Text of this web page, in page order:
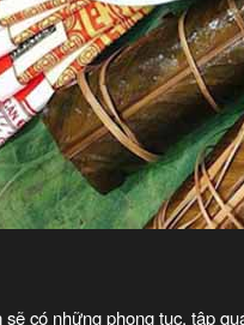
có những phong tục, tập